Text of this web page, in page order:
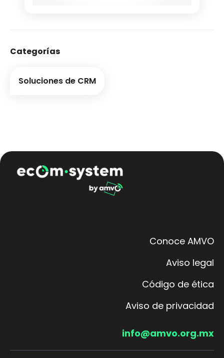
Categorías
Soluciones de CRM
Conoce AMVO
Aviso legal
Código de ética
Aviso de privacidad
info@amvo.org.mx